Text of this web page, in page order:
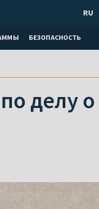
БЕЗОПАСНОСТЬ
RU
делу о